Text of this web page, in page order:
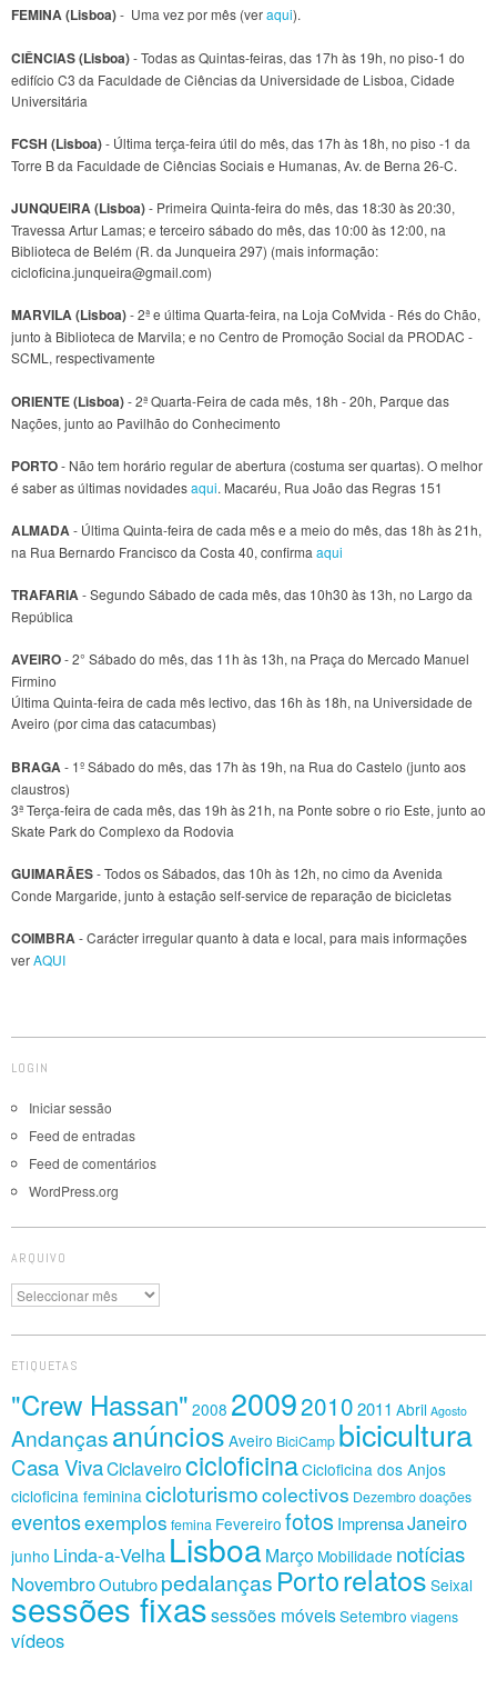
FEMINA (Lisboa)- Uma vez por mês (veraqui).
CIÊNCIAS (Lisboa)- Todas as Quintas-feiras, das 17h às 19h, no piso-1 do
edifício C3 da Faculdade de Ciências da Universidade de Lisboa, Cidade
Universitária
FCSH (Lisboa)- Última terça-feira útil do mês, das 17h às 18h, no piso -1 da
Torre B da Faculdade de Ciências Sociais e Humanas, Av. de Berna 26-C.
JUNQUEIRA (Lisboa)- Primeira Quinta-feira do mês, das 18:30 às 20:30,
Travessa Artur Lamas; e terceiro sábado do mês, das 10:00 às 12:00, na
Biblioteca de Belém (R. da Junqueira 297) (mais informação:
cicloficina.junqueira@gmail.com)
MARVILA (Lisboa)- 2ª e última Quarta-feira, na Loja CoMvida - Rés do Chão,
junto à Biblioteca de Marvila; e no Centro de Promoção Social da PRODAC -
SCML, respectivamente
ORIENTE (Lisboa)- 2ª Quarta-Feira de cada mês, 18h - 20h, Parque das
Nações, junto ao Pavilhão do Conhecimento
PORTO- Não tem horário regular de abertura (costuma ser quartas). O melhor
é saber as últimas novidadesaqui. Macaréu, Rua João das Regras 151
ALMADA- Última Quinta-feira de cada mês e a meio do mês, das 18h às 21h,
na Rua Bernardo Francisco da Costa 40, confirma aqui
TRAFARIA- Segundo Sábado de cada mês, das 10h30 às 13h, no Largo da
República
AVEIRO- 2° Sábado do mês, das 11h às 13h, na Praça do Mercado Manuel
Firmino
Última Quinta-feira de cada mês lectivo, das 16h às 18h, na Universidade de
Aveiro (por cima das catacumbas)
BRAGA - 1º Sábado do mês, das 17h às 19h, na Rua do Castelo (junto aos
claustros)
3ª Terça-feira de cada mês, das 19h às 21h, na Ponte sobre o rio Este, junto ao
Skate Park do Complexo da Rodovia
GUIMARÃES- Todos os Sábados, das 10h às 12h, no cimo da Avenida
Conde Margaride, junto à estação self-service de reparação de bicicletas
COIMBRA- Carácter irregular quanto à data e local, para mais informações
verAQUI
LOGIN
Iniciar sessão
Feed de entradas
Feed de comentários
WordPress.org
ARQUIVO
Arquivo
ETIQUETAS
"Crew Hassan" 2008 200920102011 Abril Agosto
Andançasanúncios Aveiro BiciCamp bicicultura
Casa VivaCiclaveirocicloficinaCicloficina dos Anjos
cicloficina feminina cicloturismocolectivos Dezembrodoações
eventosexemplos femina Fevereiro fotos ImprensaJaneiro
junho Linda-a-Velha LisboaMarço Mobilidade notícias
NovembroOutubropedalanças Portorelatos Seixal
sessões fixassessões móveisSetembro viagens
vídeos